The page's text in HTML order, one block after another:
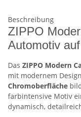
Beschreibung
ZIPPO
Automotiv
Das ZIPPO Modern
mit modernem
Chromoberfläche
farbintensive Motiv
dynamisch,